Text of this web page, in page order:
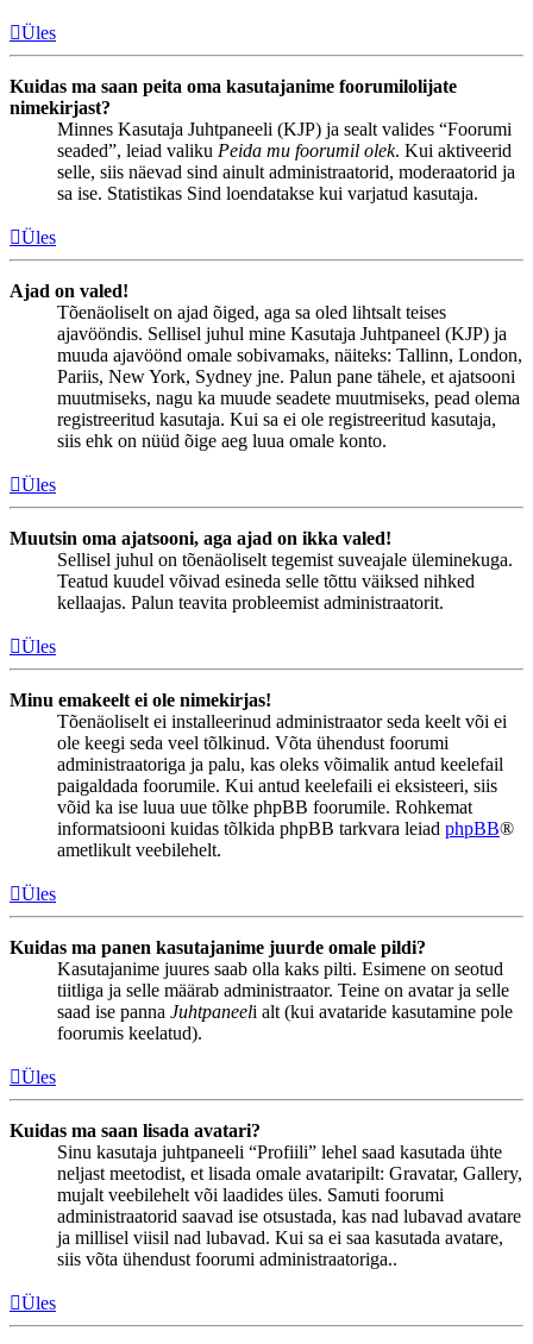
Üles
Kuidas ma saan peita oma kasutajanime foorumilolijate
nimekirjast?
Minnes Kasutaja Juhtpaneeli (KJP) ja sealt valides “Foorumi
seaded”, leiad valiku Peida mu foorumil olek. Kui aktiveerid
selle, siis näevad sind ainult administraatorid, moderaatorid ja
sa ise. Statistikas Sind loendatakse kui varjatud kasutaja.
Üles
Ajad on valed!
Tõenäoliselt on ajad õiged, aga sa oled lihtsalt teises
ajavööndis. Sellisel juhul mine Kasutaja Juhtpaneel (KJP) ja
muuda ajavöönd omale sobivamaks, näiteks: Tallinn, London,
Pariis, New York, Sydney jne. Palun pane tähele, et ajatsooni
muutmiseks, nagu ka muude seadete muutmiseks, pead olema
registreeritud kasutaja. Kui sa ei ole registreeritud kasutaja,
siis ehk on nüüd õige aeg luua omale konto.
Üles
Muutsin oma ajatsooni, aga ajad on ikka valed!
Sellisel juhul on tõenäoliselt tegemist suveajale üleminekuga.
Teatud kuudel võivad esineda selle tõttu väiksed nihked
kellaajas. Palun teavita probleemist administraatorit.
Üles
Minu emakeelt ei ole nimekirjas!
Tõenäoliselt ei installeerinud administraator seda keelt või ei
ole keegi seda veel tõlkinud. Võta ühendust foorumi
administraatoriga ja palu, kas oleks võimalik antud keelefail
paigaldada foorumile. Kui antud keelefaili ei eksisteeri, siis
võid ka ise luua uue tõlke phpBB foorumile. Rohkemat
informatsiooni kuidas tõlkida phpBB tarkvara leiad phpBB®
ametlikult veebilehelt.
Üles
Kuidas ma panen kasutajanime juurde omale pildi?
Kasutajanime juures saab olla kaks pilti. Esimene on seotud
tiitliga ja selle määrab administraator. Teine on avatar ja selle
saad ise panna Juhtpaneeli alt (kui avataride kasutamine pole
foorumis keelatud).
Üles
Kuidas ma saan lisada avatari?
Sinu kasutaja juhtpaneeli “Profiili” lehel saad kasutada ühte
neljast meetodist, et lisada omale avataripilt: Gravatar, Gallery,
mujalt veebilehelt või laadides üles. Samuti foorumi
administraatorid saavad ise otsustada, kas nad lubavad avatare
ja millisel viisil nad lubavad. Kui sa ei saa kasutada avatare,
siis võta ühendust foorumi administraatoriga..
Üles